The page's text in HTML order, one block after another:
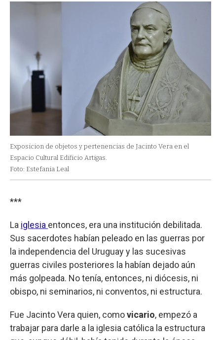
Exposicion de objetos y pertenencias de Jacinto Vera en el
Espacio Cultural Edificio Artigas.
Foto: Estefania Leal
***
La iglesia entonces, era una institución debilitada.
Sus sacerdotes habían peleado en las guerras por
la independencia del Uruguay y las sucesivas
guerras civiles posteriores la habían dejado aún
más golpeada. No tenía, entonces, ni diócesis, ni
obispo, ni seminarios, ni conventos, ni estructura.
Fue Jacinto Vera quien, comovicario, empezó a
trabajar para darle a la iglesia católica la estructura